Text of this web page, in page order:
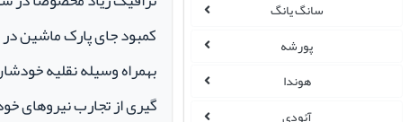
سانگ یانگ
پورشه
هوندا
آئودی
کمبود جای پارک ماشین در
بهمراه وسیله نقلیه
گیری از تجارب نیروهای